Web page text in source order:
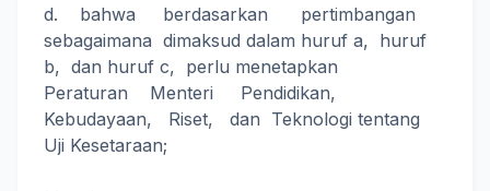
d. bahwa berdasarkan pertimbangan
sebagaimana dimaksud dalam huruf a, huruf
b, dan huruf c, perlu menetapkan
Peraturan Menteri Pendidikan,
Kebudayaan, Riset, dan Teknologi tentang
Uji Kesetaraan;